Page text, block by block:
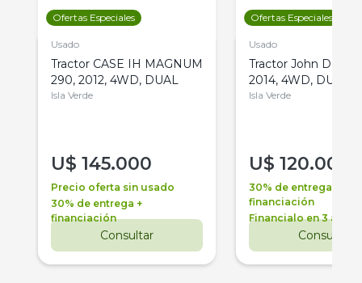
Ofertas Especiales
Usado
Tractor CASE IH MAGNUM
290, 2012, 4WD, DUAL
Isla Verde
U$ 145.000
Precio oferta sin usado
30% de entrega +
financiación
Consultar
Ofertas Especiales
Usado
Tractor John Deere
2014, 4WD, DUAL
Isla Verde
U$ 120.000
30% de entrega +
financiación
Financialo en 3 años
Consultar